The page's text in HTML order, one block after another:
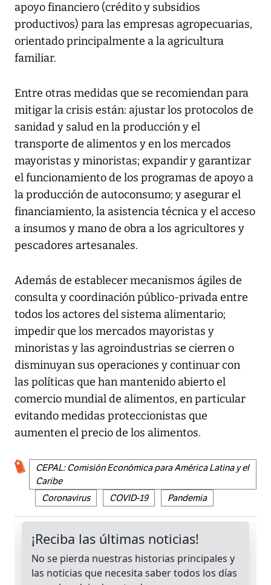
apoyo financiero (crédito y subsidios
productivos) para las empresas agropecuarias,
orientado principalmente a la agricultura
familiar.
Entre otras medidas que se recomiendan para
mitigar la crisis están: ajustar los protocolos de
sanidad y salud en la producción y el
transporte de alimentos y en los mercados
mayoristas y minoristas; expandir y garantizar
el funcionamiento de los programas de apoyo a
la producción de autoconsumo; y asegurar el
financiamiento, la asistencia técnica y el acceso
a insumos y mano de obra a los agricultores y
pescadores artesanales.
Además de establecer mecanismos ágiles de
consulta y coordinación público-privada entre
todos los actores del sistema alimentario;
impedir que los mercados mayoristas y
minoristas y las agroindustrias se cierren o
disminuyan sus operaciones y continuar con
las políticas que han mantenido abierto el
comercio mundial de alimentos, en particular
evitando medidas proteccionistas que
aumenten el precio de los alimentos.
CEPAL: Comisión Económica para América Latina y el
Caribe
Coronavirus
COVID-19 Pandemia